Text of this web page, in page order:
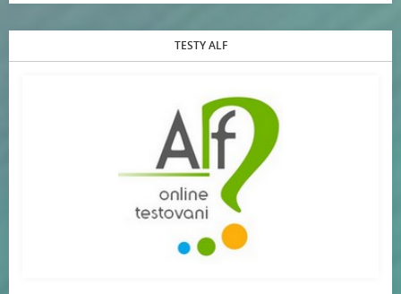
TESTY ALF